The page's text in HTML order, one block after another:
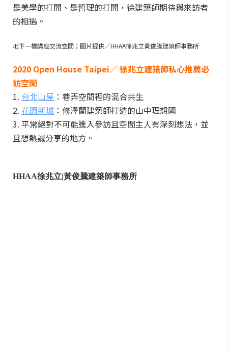
是美學的打開、是哲理的打開，徐建築師期待與來訪者
的相遇。
地下一樓講座交流空間；圖片提供／HHAA徐兆立黃俊騰建築師事務所
2020 Open House Taipei／ 徐兆立建築師私心推薦必
訪空間
1. 台北山屋 ：巷弄空間裡的混合共生
2. 花園新城 ：修澤蘭建築師打造的山中理想國
3. 平常絕對不可能進入參訪且空間主人有深刻想法，並
且想熱誠分享的地方。
HHAA徐兆立|黃俊騰建築師事務所